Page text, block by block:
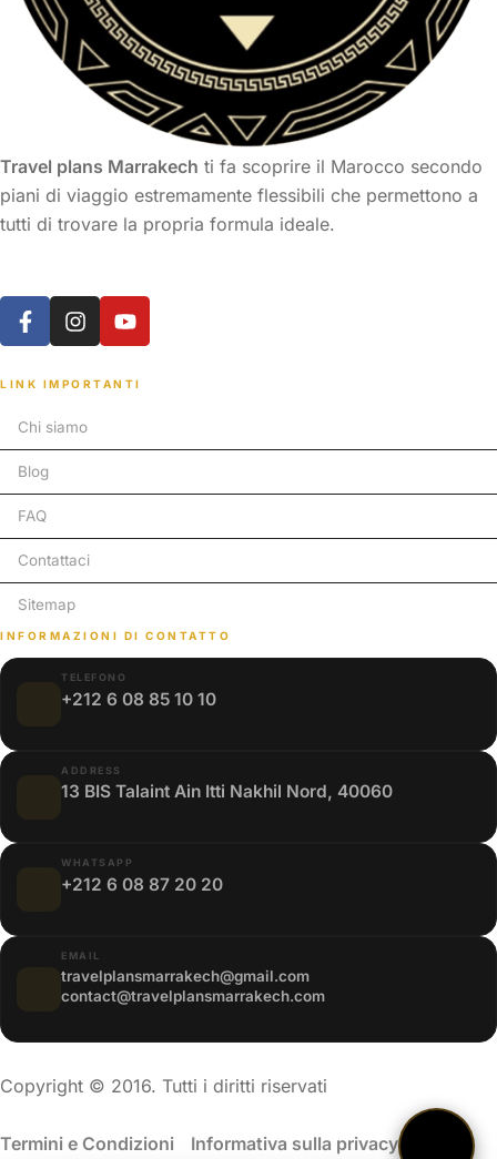
Travel plans Marrakech ti fa scoprire il Marocco secondo
piani di viaggio estremamente flessibili che permettono a
tutti di trovare la propria formula ideale.
LINK IMPORTANTI
Chi siamo
Blog
FAQ
Contattaci
Sitemap
INFORMAZIONI DI CONTATTO
TELEFONO
+212 6 08 85 10 10
ADDRESS
13 BIS Talaint Ain Itti Nakhil Nord, 40060
WHATSAPP
+212 6 08 87 20 20
EMAIL
travelplansmarrakech@gmail.com
contact@travelplansmarrakech.com
Copyright © 2016. Tutti i diritti riservati
Termini e Condizioni Informativa sulla privacy